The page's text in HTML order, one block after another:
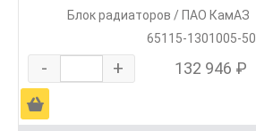
Блок радиаторов / ПАО КамАЗ
65115-1301005-50
- + 132 946 ₽
Ä